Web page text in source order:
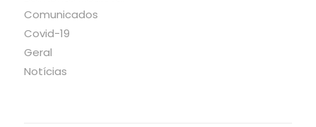
Comunicados
Covid-19
Geral
Notícias